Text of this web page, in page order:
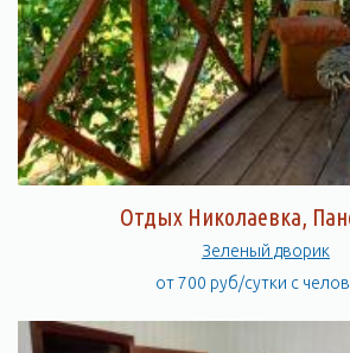
Отдых Николаевка,
Зеленый дворик
от 700 руб/сутки с